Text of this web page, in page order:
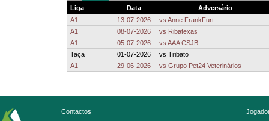
Liga Data
Adversário
A1
13-07-2026 vs Anne FrankFurt
A1
08-07-2026 vs Ribatexas
A1
05-07-2026 vs AAA CSJB
Taça
01-07-2026 vs Tribato
A1
29-06-2026 vs Grupo Pet24 Veterinários
Contactos